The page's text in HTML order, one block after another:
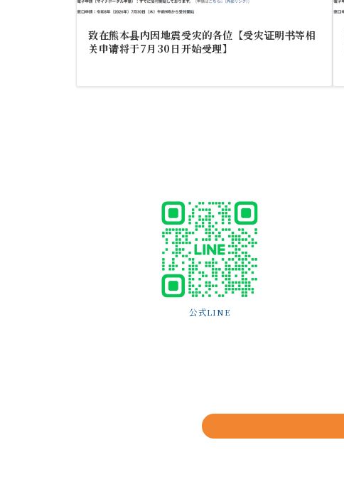
致在熊本县内因地震受灾的各位【受灾证明书等相
关申请将于7月30日开始受理】
公式LINE